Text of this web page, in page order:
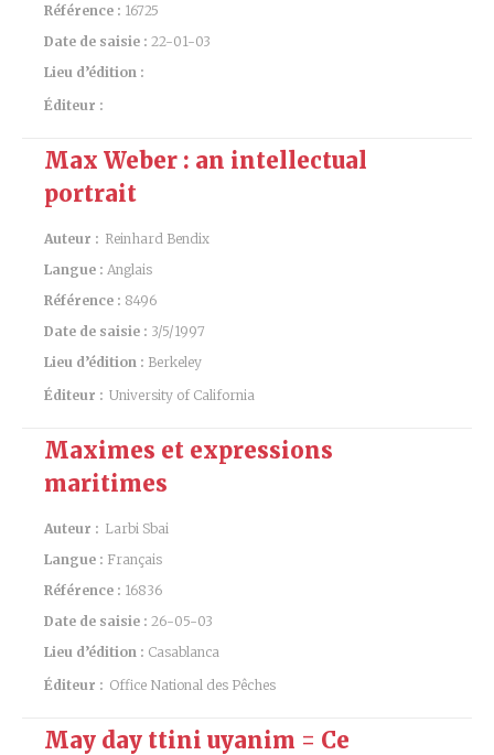
Référence : 16725
Date de saisie : 22-01-03
Lieu d’édition :
Éditeur :
Max Weber : an intellectual
portrait
Auteur : Reinhard Bendix
Langue : Anglais
Référence : 8496
Date de saisie : 3/5/1997
Lieu d’édition : Berkeley
Éditeur : University of California
Maximes et expressions
maritimes
Auteur : Larbi Sbai
Langue : Français
Référence : 16836
Date de saisie : 26-05-03
Lieu d’édition : Casablanca
Éditeur : Office National des Pêches
May day ttini uyanim = Ce